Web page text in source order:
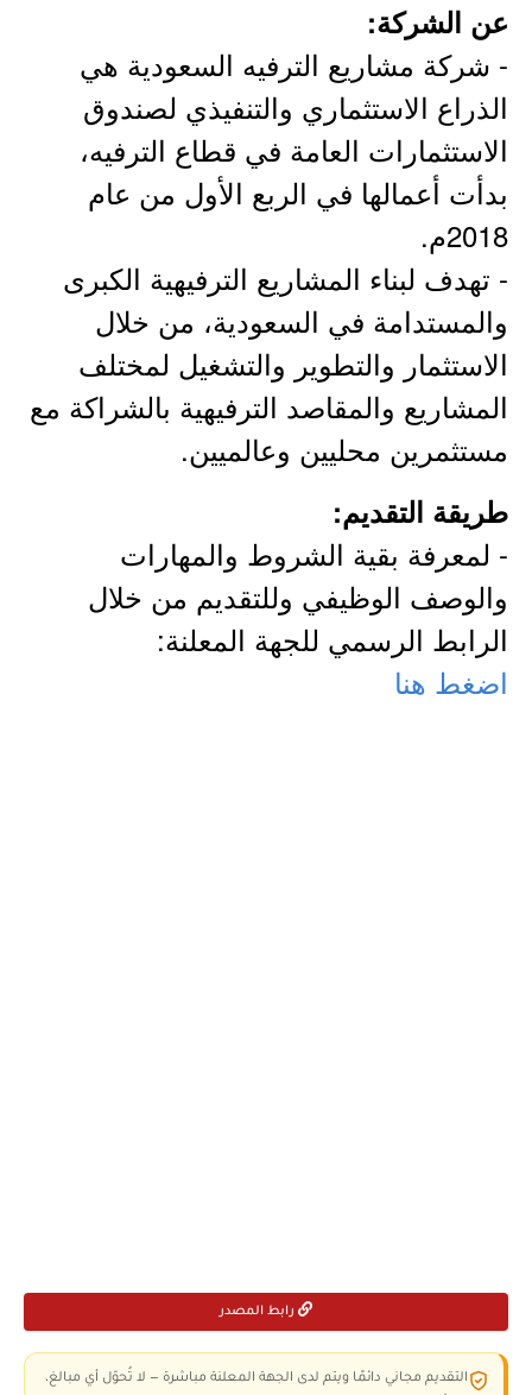
عن الشركة:
- شركة مشاريع الترفيه السعودية هي
الذراع الاستثماري والتنفيذي لصندوق
الاستثمارات العامة في قطاع الترفيه،
بدأت أعمالها في الربع الأول من عام
2018م.
- تهدف لبناء المشاريع الترفيهية الكبرى
والمستدامة في السعودية، من خلال
الاستثمار والتطوير والتشغيل لمختلف
المشاريع والمقاصد الترفيهية بالشراكة مع
مستثمرين محليين وعالميين.
طريقة التقديم:
- لمعرفة بقية الشروط والمهارات
والوصف الوظيفي وللتقديم من خلال
الرابط الرسمي للجهة المعلنة:
اضغط هنا
رابط المصدر
التقديم مجاني دائمًا ويتم لدى الجهة المعلنة مباشرة — لا تُحوّل أي مبالغ،